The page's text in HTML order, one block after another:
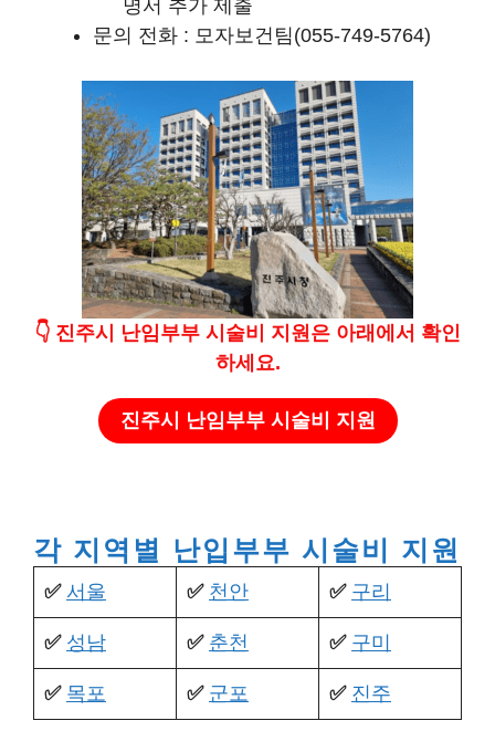
명서 추가 제출
문의 전화 : 모자보건팀(055-749-5764)
👇 진주시 난임부부 시술비 지원 은 아래에서 확인
하세요.
진주시 난임부부 시술비 지원
각 지역별 난입부부 시술비 지원
✅️ 서울 ✅️ 천안 ✅️ 구리
✅️ 성남 ✅️ 춘천 ✅️ 구미
✅️ 목포 ✅️ 군포 ✅️ 진주